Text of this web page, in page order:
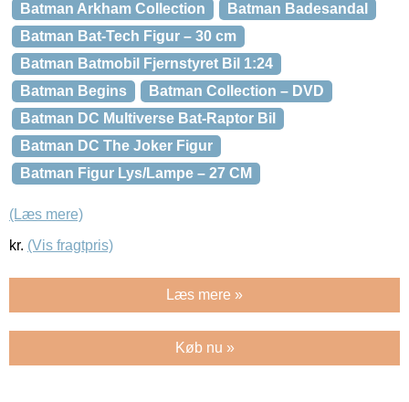
Batman Arkham Collection
Batman Badesandal
Batman Bat-Tech Figur – 30 cm
Batman Batmobil Fjernstyret Bil 1:24
Batman Begins
Batman Collection – DVD
Batman DC Multiverse Bat-Raptor Bil
Batman DC The Joker Figur
Batman Figur Lys/Lampe – 27 CM
(Læs mere)
kr. (Vis fragtpris)
Læs mere »
Køb nu »